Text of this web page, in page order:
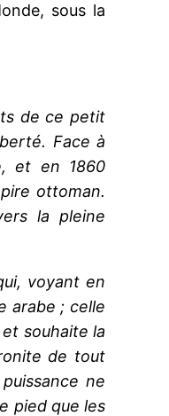
sous la
de ce petit
Face à
et en 1860
ottoman.
la pleine
voyant en
arabe ; celle
souhaite la
de tout
ne
pied que les